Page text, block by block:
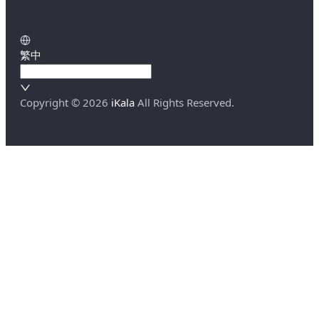
繁中
Copyright © 2026 iKala All Rights Reserved.